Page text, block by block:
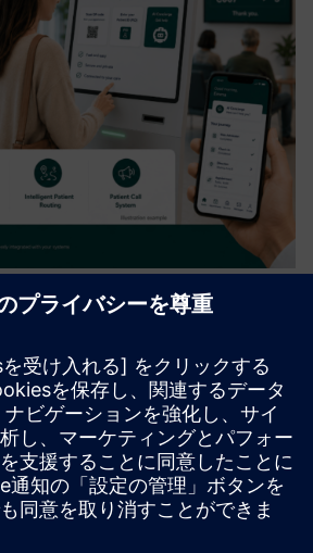
– Front Door
door with an AI patient concierge,
check-in, intelligent patient
& integrated service booking.
arrival and service coordinati...